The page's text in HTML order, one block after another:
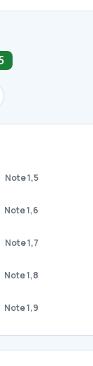
Note 1,5
Note 1,6
Note 1,7
Note 1,8
Note 1,9